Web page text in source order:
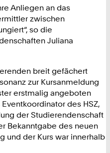
Anliegen an das
zwischen
so die
Juliana
breit gefächert
zur Kursanmeldung
erstmalig angeboten
des HSZ,
der Studierendenschaft
Bekanntgabe des neuen
und der Kurs war innerhalb